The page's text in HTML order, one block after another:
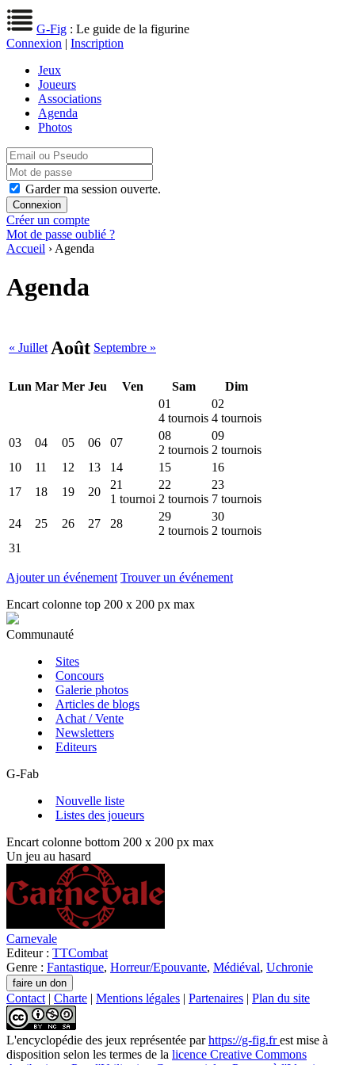
G-Fig : Le guide de la figurine
Connexion | Inscription
Jeux
Joueurs
Associations
Agenda
Photos
Garder ma session ouverte.
Créer un compte
Mot de passe oublié ?
Accueil › Agenda
Agenda
« Juillet Août Septembre »
Lun Mar Mer Jeu Ven Sam
Dim
01
4 tournois
02
4 tournois
03
04 05 06 07
08
2 tournois
09
2 tournois
10
11 12 13 14 15
16
17
18 19 20
21
1 tournoi
22
2 tournois
23
7 tournois
24
25 26 27 28
29
2 tournois
30
2 tournois
31
Ajouter un événement Trouver un événement
Encart colonne top 200 x 200 px max
Communauté
Sites
Concours
Galerie photos
Articles de blogs
Achat / Vente
Newsletters
Editeurs
G-Fab
Nouvelle liste
Listes des joueurs
Encart colonne bottom 200 x 200 px max
Un jeu au hasard
Carnevale
Editeur : TTCombat
Genre : Fantastique, Horreur/Epouvante, Médiéval, Uchronie
Contact | Charte | Mentions légales | Partenaires | Plan du site
L'encyclopédie des jeux représentée parhttps://g-fig.frest mise à
disposition selon les termes de la licence Creative Commons